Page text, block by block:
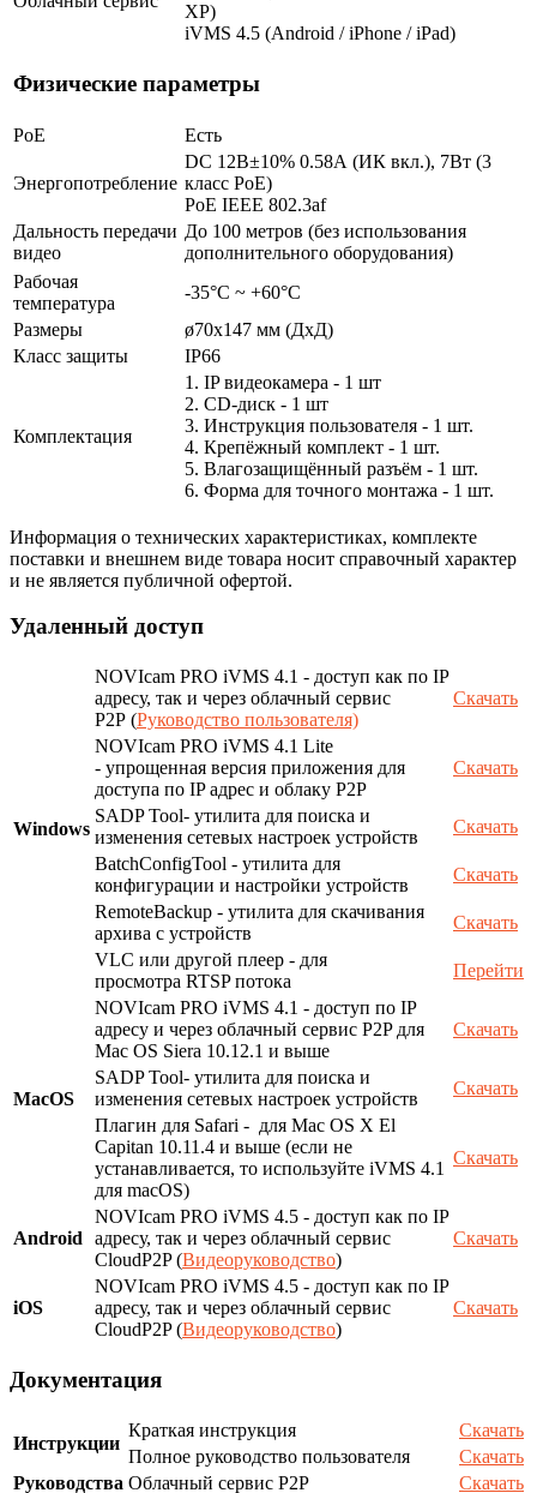
XP)
iVMS 4.5 (Android / iPhone / iPad)
Физические параметры
PoE Есть
Энергопотребление
DC 12В±10% 0.58А (ИК вкл.), 7Вт (3
класс PoE)
PoE IEEE 802.3af
Дальность передачи
видео
До 100 метров (без использования
дополнительного оборудования)
Рабочая
температура
-35°С ~ +60°С
Размеры
ø70х147 мм (ДхД)
Класс защиты
IP66
Комплектация
1. IP видеокамера - 1 шт
2. СD-диск - 1 шт
3. Инструкция пользователя - 1 шт.
4. Крепёжный комплект - 1 шт.
5. Влагозащищённый разъём - 1 шт.
6. Форма для точного монтажа - 1 шт.
Информация о технических характеристиках, комплекте
поставки и внешнем виде товара носит справочный характер
и не является публичной офертой.
Удаленный доступ
Windows
NOVIcam PRO iVMS 4.1 - доступ как по IP
адресу, так и через облачный сервис
P2P (Руководство пользователя)
Скачать
NOVIcam PRO iVMS 4.1 Lite
- упрощенная версия приложения для
доступа по IP адрес и облаку P2P
Скачать
SADP Tool- утилита для поиска и
изменения сетевых настроек устройств
Скачать
BatchConfigTool - утилита для
конфигурации и настройки устройств
Скачать
RemoteBackup - утилита для скачивания
архива с устройств
Скачать
VLC или другой плеер - для
просмотра RTSP потока
Перейти
MacOS
NOVIcam PRO iVMS 4.1 - доступ по IP
адресу и через облачный сервис P2P для
Mac OS Siera 10.12.1 и выше
Скачать
SADP Tool- утилита для поиска и
изменения сетевых настроек устройств
Скачать
Плагин для Safari - для Mac OS X El
Capitan 10.11.4 и выше (если не
устанавливается, то используйте iVMS 4.1
для macOS)
Скачать
Android
NOVIcam PRO iVMS 4.5 - доступ как по IP
адресу, так и через облачный сервис
CloudP2P (Видеоруководство)
Скачать
iOS
NOVIcam PRO iVMS 4.5 - доступ как по IP
адресу, так и через облачный сервис
CloudP2P (Видеоруководство)
Скачать
Документация
Инструкции
Краткая инструкция
Скачать
Полное руководство пользователя
Скачать
Руководства Облачный сервис P2P Скачать